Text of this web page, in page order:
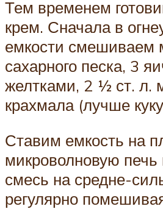
Тем временем
крем. Сначала в
емкости смешиваем
сахарного песка, 3
желтками, 2 ½ ст. л.
крахмала (лучше
Ставим емкость на
микроволновую печь
смесь на средне-
регулярно